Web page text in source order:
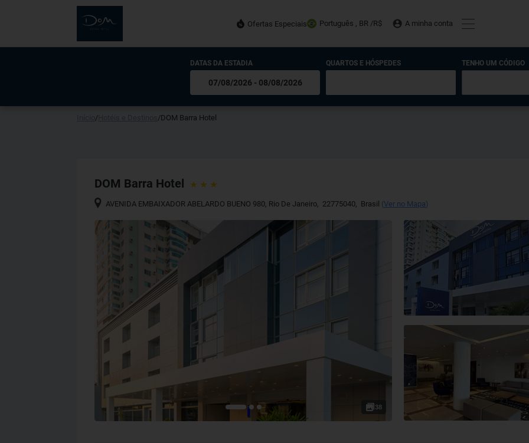
Ofertas Especiais Português , BR /R$ A minha conta
DATAS DA ESTADIA QUARTOS E HÓSPEDES TENHO UM CÓDIGO
/ /DOM Barra Hotel
DOM Barra Hotel
AVENIDA EMBAIXADOR ABELARDO BUENO 980, Rio De Janeiro, 22775040, Brasil (Ver no Mapa)
38